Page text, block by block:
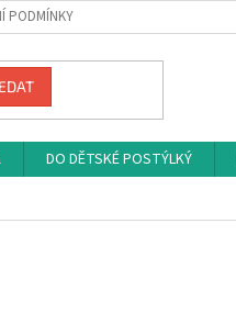
PODMÍNKY
DO DĚTSKÉ POSTÝLKÝ